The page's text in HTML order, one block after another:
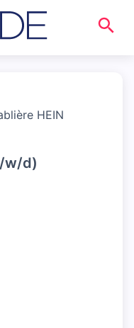
HEIN
w/d)